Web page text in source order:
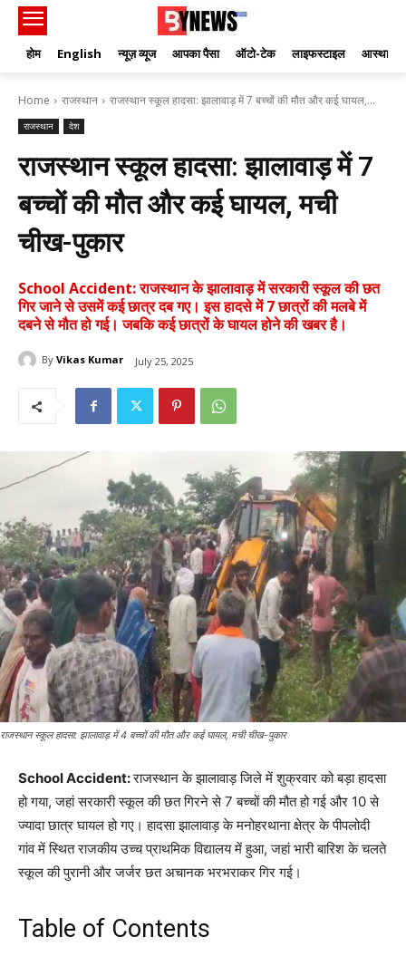
होम English न्यूज़ व्यूज आपका पैसा ऑटो-टेक लाइफस्टाइल आस्था
Home राजस्थान राजस्थान स्कूल हादसा: झालावाड़ में 7 बच्चों की मौत और कई घायल,...
राजस्थान देश
राजस्थान स्कूल हादसा: झालावाड़ में 7
बच्चों की मौत और कई घायल, मची
चीख-पुकार
School Accident: राजस्थान के झालावाड़ में सरकारी स्कूल की छत
गिर जाने से उसमें कई छात्र दब गए। इस हादसे में 7 छात्रों की मलबे में
दबने से मौत हो गई। जबकि कई छात्रों के घायल होने की खबर है।
By Vikas Kumar July 25, 2025
राजस्थान स्कूल हादसा: झालावाड़ में 4 बच्चों की मौत और कई घायल, मची चीख-पुकार
School Accident:राजस्थान के झालावाड़ जिले में शुक्रवार को बड़ा हादसा
हो गया, जहां सरकारी स्कूल की छत गिरने से 7 बच्चों की मौत हो गई और 10 से
ज्यादा छात्र घायल हो गए। हादसा झालावाड़ के मनोहरथाना क्षेत्र के पीपलोदी
गांव में स्थित राजकीय उच्च प्राथमिक विद्यालय में हुआ, जहां भारी बारिश के चलते
स्कूल की पुरानी और जर्जर छत अचानक भरभराकर गिर गई।
Table of Contents